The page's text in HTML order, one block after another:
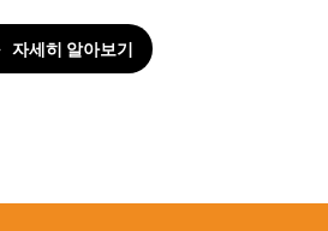
자세히 알아보기